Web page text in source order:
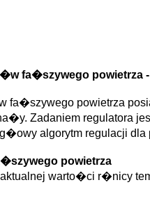
fa�szywego powietrza
powietrza
Zadaniem regulatora
algorytm regulacji
powietrza
warto�ci r�nicy